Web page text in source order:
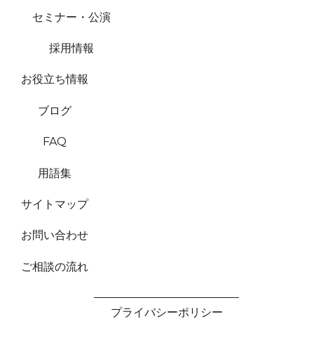
セミナー・公演
採用情報
お役立ち情報
ブログ
FAQ
用語集
サイトマップ
お問い合わせ
ご相談の流れ
プライバシーポリシー